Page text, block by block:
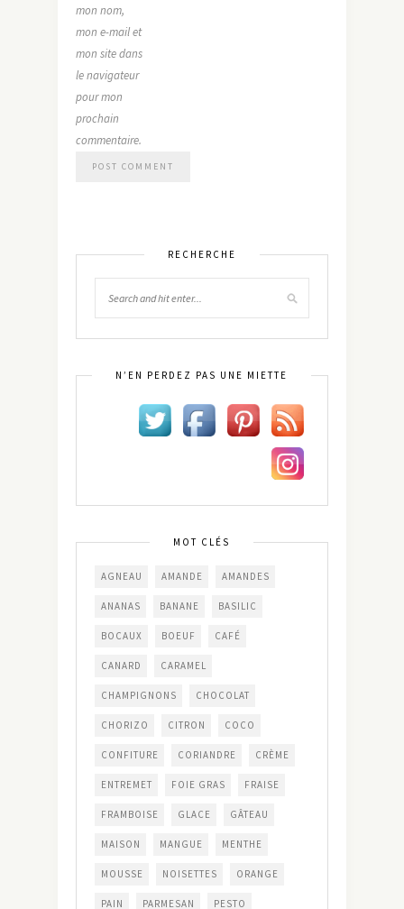
mon nom,
mon e-mail et
mon site dans
le navigateur
pour mon
prochain
commentaire.
RECHERCHE
N’EN PERDEZ PAS UNE MIETTE
MOT CLÉS
AGNEAU AMANDE AMANDES
ANANAS BANANE BASILIC
BOCAUX BOEUF CAFÉ
CANARD CARAMEL
CHAMPIGNONS CHOCOLAT
CHORIZO CITRON COCO
CONFITURE CORIANDRE CRÈME
ENTREMET FOIE GRAS FRAISE
FRAMBOISE GLACE GÂTEAU
MAISON MANGUE MENTHE
MOUSSE NOISETTES ORANGE
PAIN PARMESAN PESTO